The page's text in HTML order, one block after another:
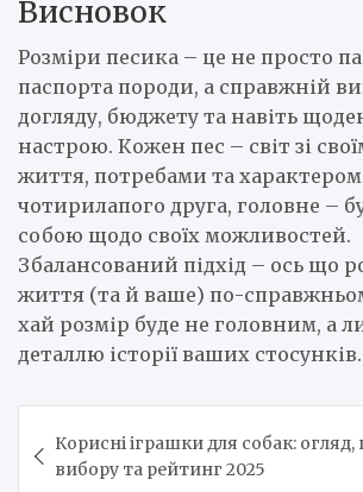
Висновок
Розміри песика – це не просто
паспорта породи, а справжній
догляду, бюджету та навіть
настрою. Кожен пес – світ зі
життя, потребами та
чотирилапого друга, головне –
собою щодо своїх можливостей.
Збалансований підхід – ось що
життя (та й ваше) по-
хай розмір буде не головним, а
деталлю історії ваших стосунків.
по Корисні іграшки для собак:
вибору та рейтинг 2025